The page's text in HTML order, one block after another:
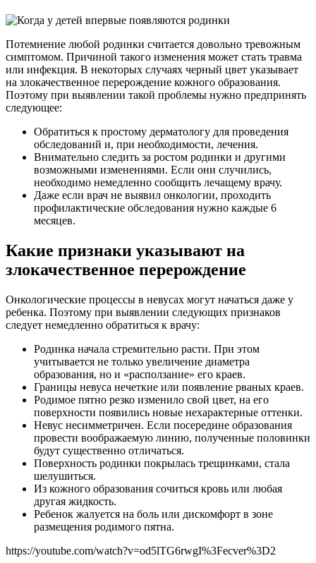
Потемнение любой родинки считается довольно тревожным
симптомом. Причиной такого изменения может стать травма
или инфекция. В некоторых случаях черный цвет указывает
на злокачественное перерождение кожного образования.
Поэтому при выявлении такой проблемы нужно предпринять
следующее:
Обратиться к простому дерматологу для проведения
обследований и, при необходимости, лечения.
Внимательно следить за ростом родинки и другими
возможными изменениями. Если они случились,
необходимо немедленно сообщить лечащему врачу.
Даже если врач не выявил онкологии, проходить
профилактические обследования нужно каждые 6
месяцев.
Какие признаки указывают на
злокачественное перерождение
Онкологические процессы в невусах могут начаться даже у
ребенка. Поэтому при выявлении следующих признаков
следует немедленно обратиться к врачу:
Родинка начала стремительно расти. При этом
учитывается не только увеличение диаметра
образования, но и «расползание» его краев.
Границы невуса нечеткие или появление рваных краев.
Родимое пятно резко изменило свой цвет, на его
поверхности появились новые нехарактерные оттенки.
Невус несимметричен. Если посередине образования
провести воображаемую линию, полученные половинки
будут существенно отличаться.
Поверхность родинки покрылась трещинками, стала
шелушиться.
Из кожного образования сочиться кровь или любая
другая жидкость.
Ребенок жалуется на боль или дискомфорт в зоне
размещения родимого пятна.
https://youtube.com/watch?v=od5lTG6rwgI%3Fecver%3D2